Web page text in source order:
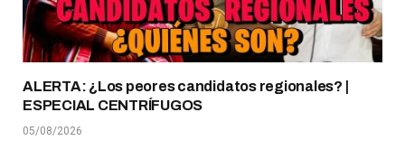
ALERTA: ¿Los peores candidatos regionales? |
ESPECIAL CENTRÍFUGOS
05/08/2026